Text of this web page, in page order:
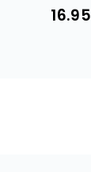
16.95